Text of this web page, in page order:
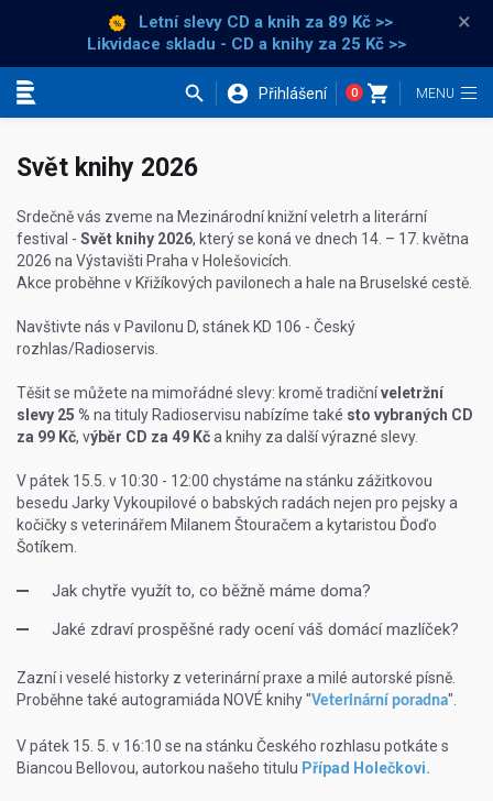
Letní slevy CD a knih za 89 Kč >>
Likvidace skladu - CD a knihy za 25 Kč >>
×
Přihlášení 0
Svět knihy 2026
Srdečně vás zveme na Mezinárodní knižní veletrh a literární
festival - Svět knihy 2026, který se koná ve dnech 14. – 17. května
2026 na Výstavišti Praha v Holešovicích.
Akce proběhne v Křižíkových pavilonech a hale na Bruselské cestě.
Navštivte nás v Pavilonu D, stánek KD 106 - Český
rozhlas/Radioservis.
Těšit se můžete na mimořádné slevy: kromě tradičníveletržní
slevy 25 % na tituly Radioservisu nabízíme také sto vybraných CD
za 99 Kč, výběr CD za 49 Kča knihy za další výrazné slevy.
V pátek 15.5. v 10:30 - 12:00 chystáme na stánku zážitkovou
besedu Jarky Vykoupilové o babských radách nejen pro pejsky a
kočičky s veterinářem Milanem Štouračem a kytaristou Ďoďo
Šotíkem.
Jak chytře využít to, co běžně máme doma?
Jaké zdraví prospěšné rady ocení váš domácí mazlíček?
Zazní i veselé historky z veterinární praxe a milé autorské písně.
Proběhne také autogramiáda NOVÉ knihy "Veterinární poradna".
V pátek 15. 5. v 16:10 se na stánku Českého rozhlasu potkáte s
Biancou Bellovou, autorkou našeho titulu Případ Holečkovi.